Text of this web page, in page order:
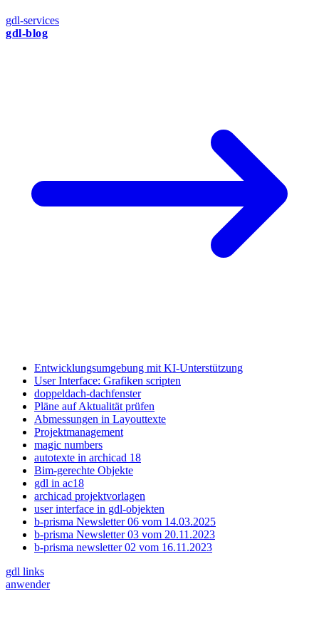
gdl-services
gdl-blog
Entwicklungsumgebung mit KI-Unterstützung
User Interface: Grafiken scripten
doppeldach-dachfenster
Pläne auf Aktualität prüfen
Abmessungen in Layouttexte
Projektmanagement
magic numbers
autotexte in archicad 18
Bim-gerechte Objekte
gdl in ac18
archicad projektvorlagen
user interface in gdl-objekten
b-prisma Newsletter 06 vom 14.03.2025
b-prisma Newsletter 03 vom 20.11.2023
b-prisma newsletter 02 vom 16.11.2023
gdl links
anwender